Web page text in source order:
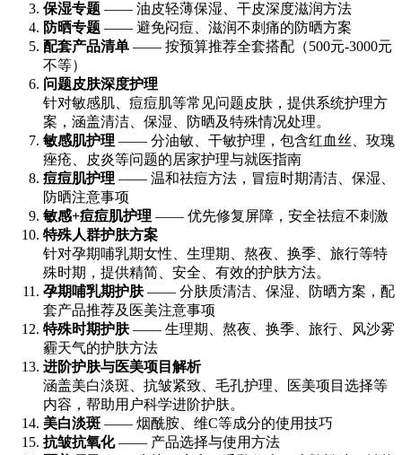
保湿专题 —— 油皮轻薄保湿、干皮深度滋润方法
防晒专题 —— 避免闷痘、滋润不刺痛的防晒方案
配套产品清单 —— 按预算推荐全套搭配（500元-3000元
不等）
问题皮肤深度护理
针对敏感肌、痘痘肌等常见问题皮肤，提供系统护理方
案，涵盖清洁、保湿、防晒及特殊情况处理。
敏感肌护理 —— 分油敏、干敏护理，包含红血丝、玫瑰
痤疮、皮炎等问题的居家护理与就医指南
痘痘肌护理 —— 温和祛痘方法，冒痘时期清洁、保湿、
防晒注意事项
敏感+痘痘肌护理 —— 优先修复屏障，安全祛痘不刺激
特殊人群护肤方案
针对孕期哺乳期女性、生理期、熬夜、换季、旅行等特
殊时期，提供精简、安全、有效的护肤方法。
孕期哺乳期护肤—— 分肤质清洁、保湿、防晒方案，配
套产品推荐及医美注意事项
特殊时期护肤—— 生理期、熬夜、换季、旅行、风沙雾
霾天气的护肤方法
进阶护肤与医美项目解析
涵盖美白淡斑、抗皱紧致、毛孔护理、医美项目选择等
内容，帮助用户科学进阶护肤。
美白淡斑 —— 烟酰胺、维C等成分的使用技巧
抗皱抗氧化—— 产品选择与使用方法